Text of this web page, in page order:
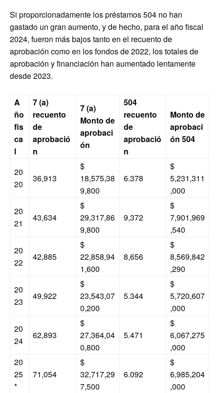
Si proporcionadamente los préstamos 504 no han
gastado un gran aumento, y de hecho, para el año fiscal
2024, fueron más bajos tanto en el recuento de
aprobación como en los fondos de 2022, los totales de
aprobación y financiación han aumentado lentamente
desde 2023.
A
ño
fis
ca
l
7 (a)
recuento
de
aprobació
n
7 (a)
Monto de
aprobaci
ón
504
recuento
de
aprobació
n
Monto de
aprobaci
ón 504
20
20
36,913
$
18,575,38
9,800
6.378
$
5,231,311
,000
20
21
43,634
$
29,317,86
9,800
9,372
$
7,901,969
,540
20
22
42,885
$
22,858,94
1,600
8,656
$
8,569,842
,290
20
23
49,922
$
23,543,07
0,200
5.344
$
5,720,607
,000
20
24
62,893
$
27,364,04
0,800
5.471
$
6,067,275
,000
20
25
*
71,054
$
32,717,29
7,500
6.092
$
6,985,204
,000